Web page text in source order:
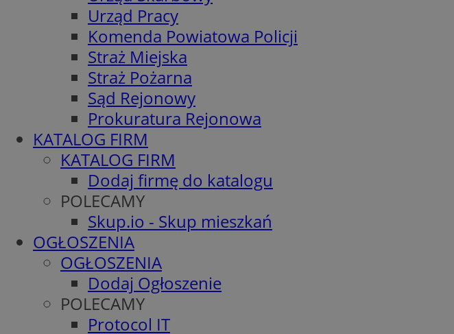
Urząd Pracy
Komenda Powiatowa Policji
Straż Miejska
Straż Pożarna
Sąd Rejonowy
Prokuratura Rejonowa
KATALOG FIRM
KATALOG FIRM
Dodaj firmę do katalogu
POLECAMY
Skup.io - Skup mieszkań
OGŁOSZENIA
OGŁOSZENIA
Dodaj Ogłoszenie
POLECAMY
Protocol IT